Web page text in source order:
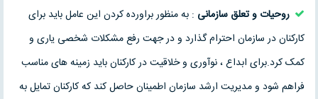
روحیات و تعلق سازمانی : به منظور براورده کردن این عامل باید برای
کارکنان در سازمان احترام گذارد و در جهت رفع مشکلات شخصی یاری و
کمک کرد.برای ابداع ، نوآوری و خلاقیت در کارکنان باید زمینه های مناسب
فراهم شود و مدیریت ارشد سازمان اطمینان حاصل کند که کارکنان تمایل به